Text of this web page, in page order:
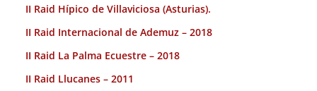
II Raid Hípico de Villaviciosa (Asturias).
II Raid Internacional de Ademuz – 2018
II Raid La Palma Ecuestre – 2018
II Raid Llucanes – 2011